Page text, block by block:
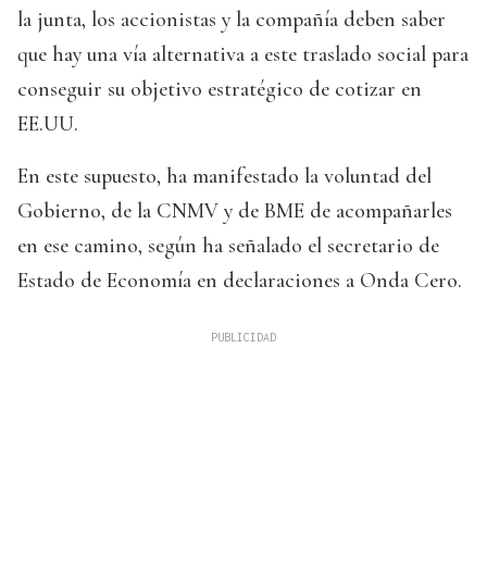
la junta, los accionistas y la compañía deben saber
que hay una vía alternativa a este traslado social para
conseguir su objetivo estratégico de cotizar en
EE.UU.
En este supuesto, ha manifestado la voluntad del
Gobierno, de la CNMV y de BME de acompañarles
en ese camino, según ha señalado el secretario de
Estado de Economía en declaraciones a Onda Cero.